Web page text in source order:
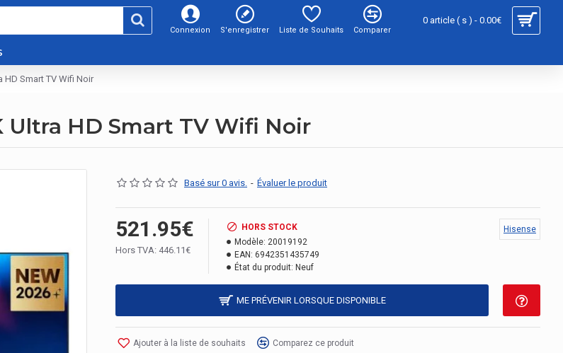
Connexion S'enregistrer Liste de Souhaits Comparer
0 article ( s ) - 0.00€
HD Smart TV Wifi Noir
Ultra HD Smart TV Wifi Noir
Basé sur 0 avis. - Évaluer le produit
521.95€
Hors TVA: 446.11€
HORS STOCK
Modèle: 20019192
EAN: 6942351435749
État du produit: Neuf
Hisense
ME PRÉVENIR LORSQUE DISPONIBLE
Ajouter à la liste de souhaits Comparez ce produit